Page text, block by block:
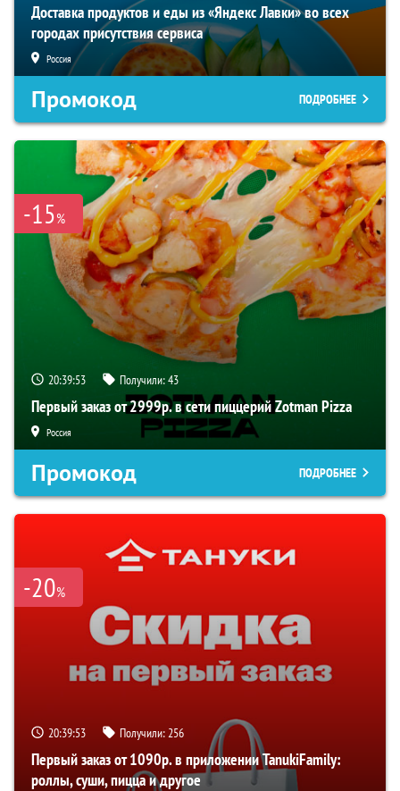
Доставка продуктов и еды из «Яндекс Лавки» во всех
городах присутствия сервиса
Россия
Промокод ПОДРОБНЕЕ
-15%
20:39:51 Получили:43
Первый заказ от 2999р. в сети пиццерий Zotman Pizza
Россия
Промокод ПОДРОБНЕЕ
-20%
20:39:51 Получили:256
Первый заказ от 1090р. в приложении TanukiFamily:
роллы, суши, пицца и другое